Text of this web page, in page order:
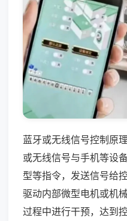
蓝牙或无线信号控制原
或无线信号与手机等设
型等指令，发送信号给
驱动内部微型电机或机
过程中进行干预，达到控